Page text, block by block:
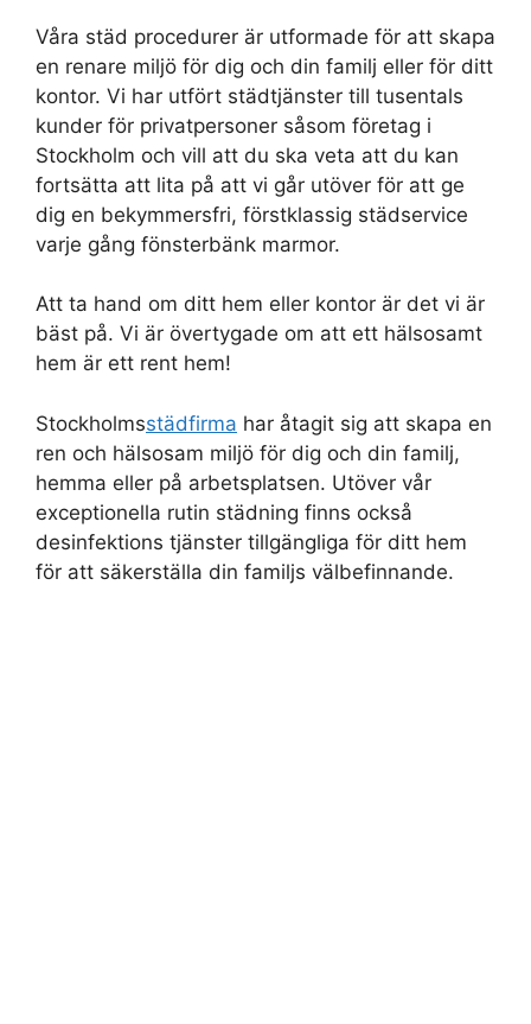
Våra städ procedurer är utformade för att skapa
en renare miljö för dig och din familj eller för ditt
kontor. Vi har utfört städtjänster till tusentals
kunder för privatpersoner såsom företag i
Stockholm och vill att du ska veta att du kan
fortsätta att lita på att vi går utöver för att ge
dig en bekymmersfri, förstklassig städservice
varje gång fönsterbänk marmor.
Att ta hand om ditt hem eller kontor är det vi är
bäst på. Vi är övertygade om att ett hälsosamt
hem är ett rent hem!
Stockholmsstädfirma har åtagit sig att skapa en
ren och hälsosam miljö för dig och din familj,
hemma eller på arbetsplatsen. Utöver vår
exceptionella rutin städning finns också
desinfektions tjänster tillgängliga för ditt hem
för att säkerställa din familjs välbefinnande.